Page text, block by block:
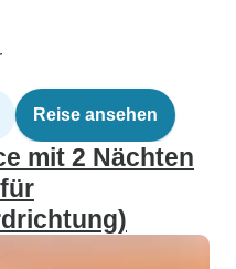
Reise ansehen
mit 2 Nächten